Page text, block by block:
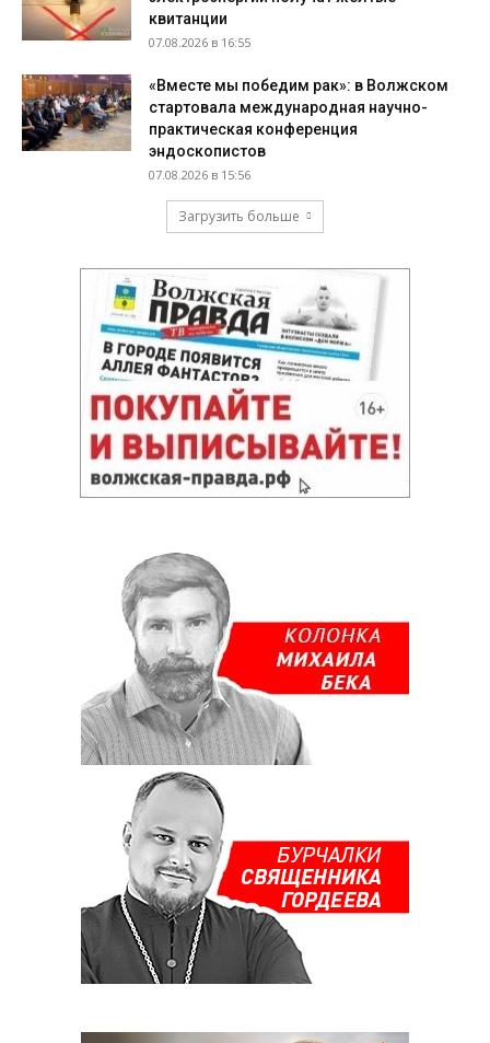
квитанции
07.08.2026 в 16:55
«Вместе мы победим рак»: в Волжском
стартовала международная научно-
практическая конференция
эндоскопистов
07.08.2026 в 15:56
Загрузить больше